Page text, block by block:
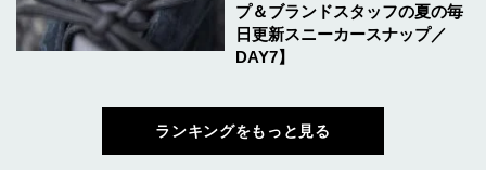
プ＆ブランドスタッフの夏の毎
日更新スニーカースナップ／
DAY7】
ランキングをもっと見る